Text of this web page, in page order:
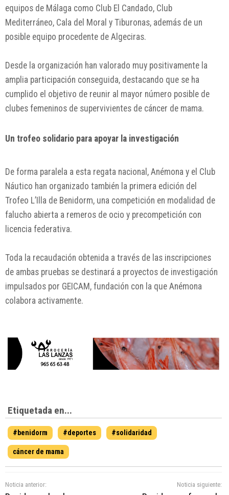
equipos de Málaga como Club El Candado, Club
Mediterráneo, Cala del Moral y Tiburonas, además de un
posible equipo procedente de Algeciras.
Desde la organización han valorado muy positivamente la
amplia participación conseguida, destacando que se ha
cumplido el objetivo de reunir al mayor número posible de
clubes femeninos de supervivientes de cáncer de mama.
Un trofeo solidario para apoyar la investigación
De forma paralela a esta regata nacional, Anémona y el Club
Náutico han organizado también la primera edición del
Trofeo L’Illa de Benidorm, una competición en modalidad de
falucho abierta a remeros de ocio y precompetición con
licencia federativa.
Toda la recaudación obtenida a través de las inscripciones
de ambas pruebas se destinará a proyectos de investigación
impulsados por GEICAM , fundación con la que Anémona
colabora activamente.
Etiquetada en...
#benidorm #deportes #solidaridad
cáncer de mama
Noticia anterior: Noticia siguiente: